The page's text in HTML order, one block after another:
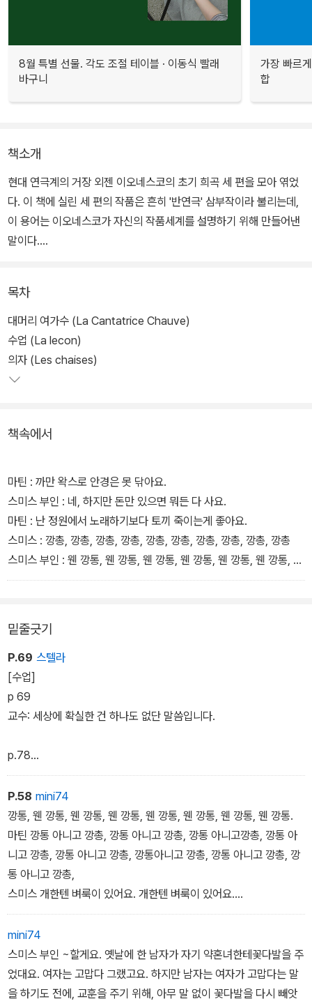
8월 특별 선물. 각도 조절 테이블 · 이동식 빨래
바구니
가장 빠르
합
책소개
현대 연극계의 거장 외젠 이오네스코의 초기 희곡 세 편을 모아 엮었
다. 이 책에 실린 세 편의 작품은 흔히 '반연극' 삼부작이라 불리는데,
이 용어는 이오네스코가 자신의 작품세계를 설명하기 위해 만들어낸
말이다.
신만의 인식세계를 형상화하고자 한다. 개연성을 위한 문학적, 연극
적 장치를 배제하고 현실의 모순과 갈등을 있는 그대로 담으려는 그
의 시도는, 그 자체로 상당히 급진적이어서 조국인 루마니아에서 상
연금지 처분을 받기도 했다.
일상과 허위의식을 적나라하게 드러낸다. 끊임없이 대화가 오가지만,
의식과 소통불능을 지지부진한 이야기 전개를 통해 날카롭게 풍자하
는 이야기이다.
'수업'은 선생이 학생을 살해하는 충격적 사건을 통해, 제도교육의 폭
력성을 비판한다. 마지막 작품 '의자'는 외딴 섬에서 사는 노부부가 보
무참하게 비웃고 조롱한다.
'뒤에서 조종하는 실의 조작을 숨기지 말고, 오히려 잘 보이게 만들고,
일부러 드러내 보이며, 그로테스크함이나 풍자를 보다 철저하게 표현
해야 한다'는 지은이의 평소 생각이 그대로 실천된 작품집이다. 1950
하루도 그의 작품이 공연되지 않은 날이 없다고.
목차
대머리 여가수 (La Cantatrice Chauve)
수업 (La lecon)
의자 (Les chaises)
책속에서
마틴 : 까만 왁스로 안경은 못 닦아요.
스미스 부인 : 네, 하지만 돈만 있으면 뭐든 다 사요.
마틴 : 난 정원에서 노래하기보다 토끼 죽이는게 좋아요.
스미스 : 깡총, 깡총, 깡총, 깡총, 깡총, 깡총, 깡총, 깡총, 깡총, 깡총
스미스 부인 : 웬 깡통, 웬 깡통, 웬 깡통, 웬 깡통, 웬 깡통, 웬 깡통, 웬
깡통. 웬 깡통, 웬 깡통
깡통 아니고 깡총
스미스 : 개한텐 벼룩이 있어요. 개한텐 벼룩이 있어요.
마틴 부인 : 깡총, 깡충, 껑충, 껑청, 껑껑
스미스 부인 : 깡통 장수, 우릴 깡통 속에 넣으려고?
마틴 : 황소를 훔치느니 달걀을 낳겠소.
스미스 : 앗, 악어다.
밑줄긋기
P.69 스텔라
[수업]
p 69
교수: 세상에 확실한 건 하나도 없단 말씀입니다.
p.78
교수: 아니에요. 아닙니다. 자꾸 덧셈만 하려 드는데,
뺄셈도 해야 돼요. 통합만 하지 말고 분해도 해야죠.
그게 인생이에요. 그게 철학이고, 과학이고, 진보고, 문명이라고요.
p.109
하녀 : .... 좀 아까 내가 경고했죠? 수학은 언어학이 되고, 언어학은
범죄의 지름길이라고요......
P.58 mini74
깡통, 웬 깡통, 웬 깡통, 웬 깡통, 웬 깡통, 웬 깡통, 웬 깡통, 웬 깡통.
마틴 깡통 아니고 깡총, 깡통 아니고 깡총, 깡통 아니고깡총, 깡통 아
니고 깡총, 깡통 아니고 깡총, 깡통아니고 깡총, 깡통 아니고 깡총, 깡
통 아니고 깡총,
스미스 개한텐 벼룩이 있어요. 개한텐 벼룩이 있어요.
마틴 부인 깡총, 깡충, 껑충, 껑청, 껑껑.
스미스 부인 깡통 장수, 우릴 깡통 속에 넣으려고?
마틴 황소를 훔치느니 달걀을 낳겠소.
마틴 부인 (입을 크게 벌리고) 아! 아! 아! 아! 이 좀 갈게놔둬요.
스미스 앗, 악어다.
mini74
스미스 부인 ~할게요. 옛날에 한 남자가 자기 약혼녀한테꽃다발을 주
었대요. 여자는 고맙다 그랬고요. 하지만 남자는 여자가 고맙다는 말
을 하기도 전에, 교훈을 주기 위해, 아무 말 없이 꽃다발을 다시 빼앗